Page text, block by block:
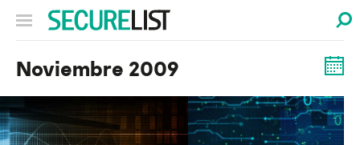
Noviembre 2009